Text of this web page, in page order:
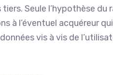
Seule l’hypothèse du
à l’éventuel acquéreur
vis à vis de